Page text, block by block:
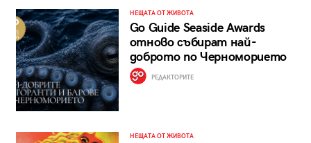
НЕЩАТА ОТ ЖИВОТА
Go Guide Seaside Awards
отново събират най-
доброто по Черноморието
РЕДАКТОРИТЕ
НЕЩАТА ОТ ЖИВОТА